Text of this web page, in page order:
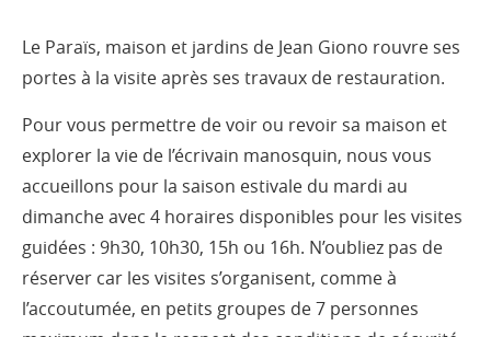
Le Paraïs, maison et jardins de Jean Giono rouvre ses
portes à la visite après ses travaux de restauration.
Pour vous permettre de voir ou revoir sa maison et
explorer la vie de l’écrivain manosquin, nous vous
accueillons pour la saison estivale du mardi au
dimanche avec 4 horaires disponibles pour les visites
guidées : 9h30, 10h30, 15h ou 16h. N’oubliez pas de
réserver car les visites s’organisent, comme à
l’accoutumée, en petits groupes de 7 personnes